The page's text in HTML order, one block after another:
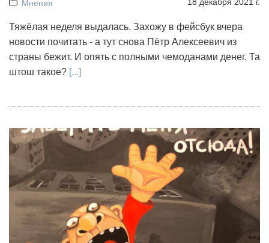
Мнения 18 декабря 2021 г.
Тяжёлая неделя выдалась. Захожу в фейсбук вчера
новости почитать - а тут снова Пётр Алексеевич из
страны бежит. И опять с полными чемоданами денег. Та
штош такое? [...]